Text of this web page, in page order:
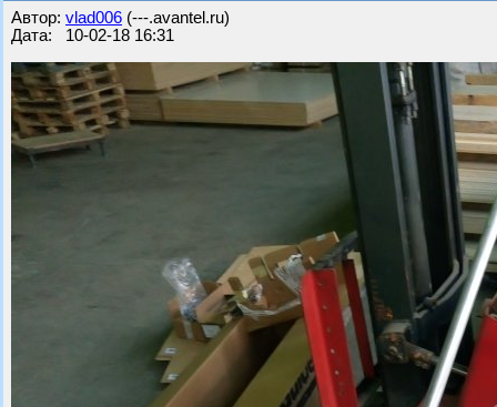
Автор: vlad006 (---.avantel.ru)
Дата: 10-02-18 16:31